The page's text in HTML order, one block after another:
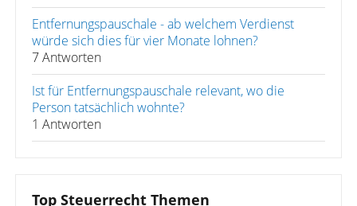
Entfernungspauschale - ab welchem Verdienst
würde sich dies für vier Monate lohnen?
7 Antworten
Ist für Entfernungspauschale relevant, wo die
Person tatsächlich wohnte?
1 Antworten
Top Steuerrecht Themen